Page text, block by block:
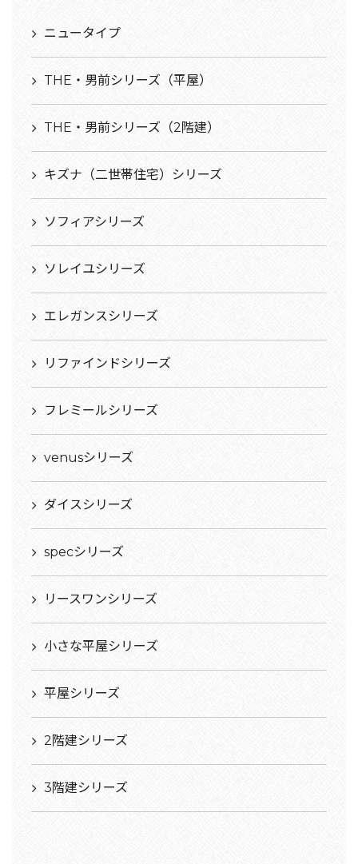
ニュータイプ
THE・男前シリーズ（平屋）
THE・男前シリーズ（2階建）
キズナ（二世帯住宅）シリーズ
ソフィアシリーズ
ソレイユシリーズ
エレガンスシリーズ
リファインドシリーズ
フレミールシリーズ
venusシリーズ
ダイスシリーズ
specシリーズ
リースワンシリーズ
小さな平屋シリーズ
平屋シリーズ
2階建シリーズ
3階建シリーズ